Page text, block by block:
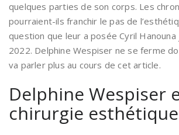
quelques parties de son corps. Les
pourraient-ils franchir le pas de
question que leur a posée Cyril
2022. Delphine Wespiser ne se ferme
va parler plus au cours de cet article.
Delphine Wespiser
chirurgie esthétique